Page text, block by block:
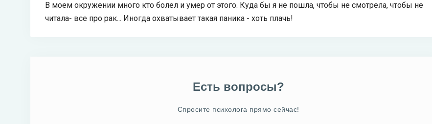
В моем окружении много кто болел и умер от этого. Куда бы я не пошла, чтобы не смотрела, чтобы не
читала- все про рак... Иногда охватывает такая паника - хоть плачь!
Есть вопросы?
Спросите психолога прямо сейчас!